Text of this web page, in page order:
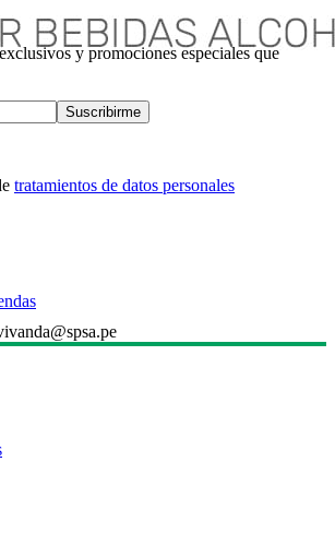
y promociones especiales que
Suscribirme
tratamientos de datos personales